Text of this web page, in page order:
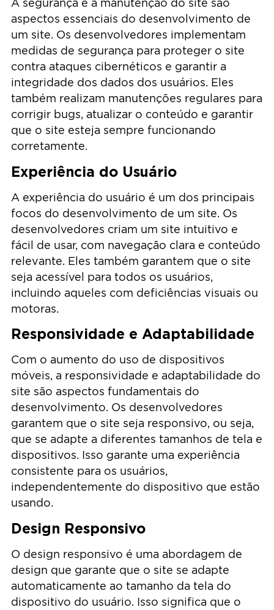
A segurança e a manutenção do site são
aspectos essenciais do desenvolvimento de
um site. Os desenvolvedores implementam
medidas de segurança para proteger o site
contra ataques cibernéticos e garantir a
integridade dos dados dos usuários. Eles
também realizam manutenções regulares para
corrigir bugs, atualizar o conteúdo e garantir
que o site esteja sempre funcionando
corretamente.
Experiência do Usuário
A experiência do usuário é um dos principais
focos do desenvolvimento de um site. Os
desenvolvedores criam um site intuitivo e
fácil de usar, com navegação clara e conteúdo
relevante. Eles também garantem que o site
seja acessível para todos os usuários,
incluindo aqueles com deficiências visuais ou
motoras.
Responsividade e Adaptabilidade
Com o aumento do uso de dispositivos
móveis, a responsividade e adaptabilidade do
site são aspectos fundamentais do
desenvolvimento. Os desenvolvedores
garantem que o site seja responsivo, ou seja,
que se adapte a diferentes tamanhos de tela e
dispositivos. Isso garante uma experiência
consistente para os usuários,
independentemente do dispositivo que estão
usando.
Design Responsivo
O design responsivo é uma abordagem de
design que garante que o site se adapte
automaticamente ao tamanho da tela do
dispositivo do usuário. Isso significa que o